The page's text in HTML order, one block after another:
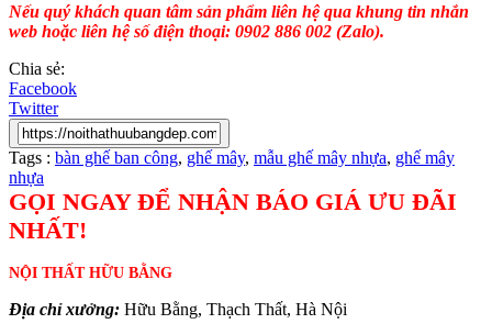
Nếu quý khách quan tâm sản phẩm liên hệ qua khung tin nhắn
web hoặc liên hệ số điện thoại: 0902 886 002 (Zalo).
Chia sẻ:
Facebook
Twitter
Tags : bàn ghế ban công, ghế mây, mẫu ghế mây nhựa, ghế mây
nhựa
GỌI NGAY ĐỂ NHẬN BÁO GIÁ ƯU ĐÃI
NHẤT!
NỘI THẤT HỮU BẰNG
Địa chỉ xưởng: Hữu Bằng, Thạch Thất, Hà Nội